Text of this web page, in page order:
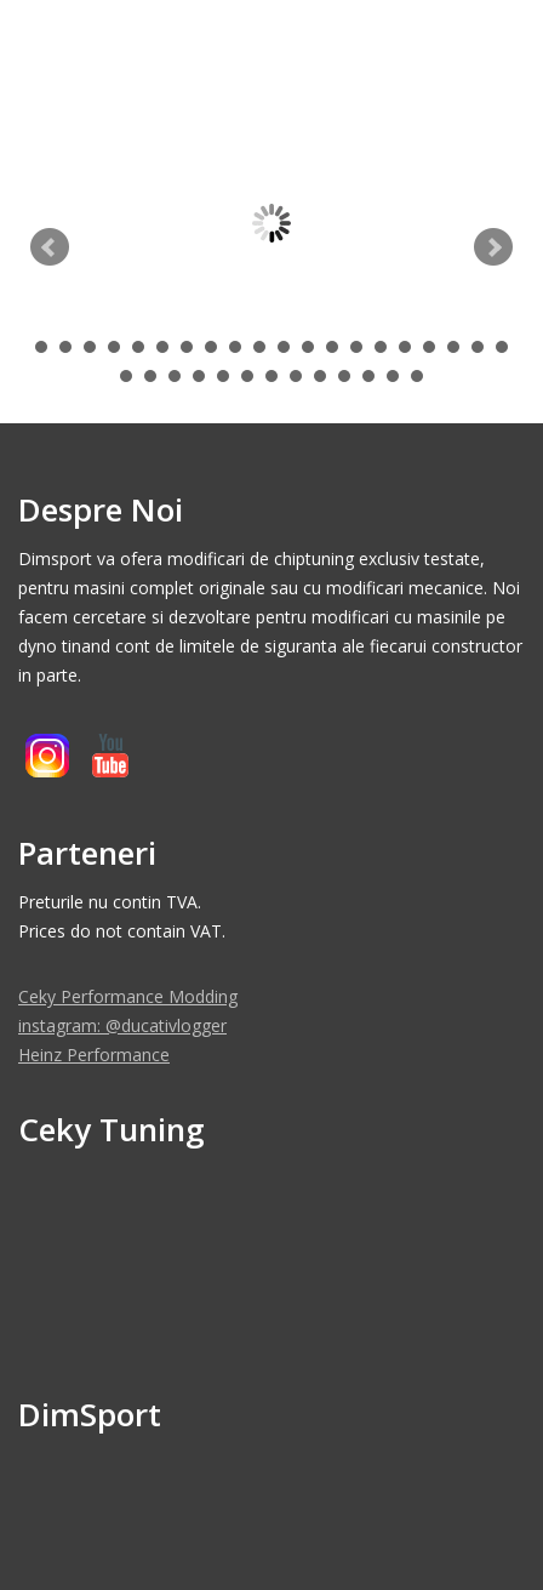
Despre Noi
Dimsport va ofera modificari de chiptuning exclusiv testate,
pentru masini complet originale sau cu modificari mecanice. Noi
facem cercetare si dezvoltare pentru modificari cu masinile pe
dyno tinand cont de limitele de siguranta ale fiecarui constructor
in parte.
Parteneri
Preturile nu contin TVA.
Prices do not contain VAT.
Ceky Performance Modding
instagram: @ducativlogger
Heinz Performance
Ceky Tuning
DimSport